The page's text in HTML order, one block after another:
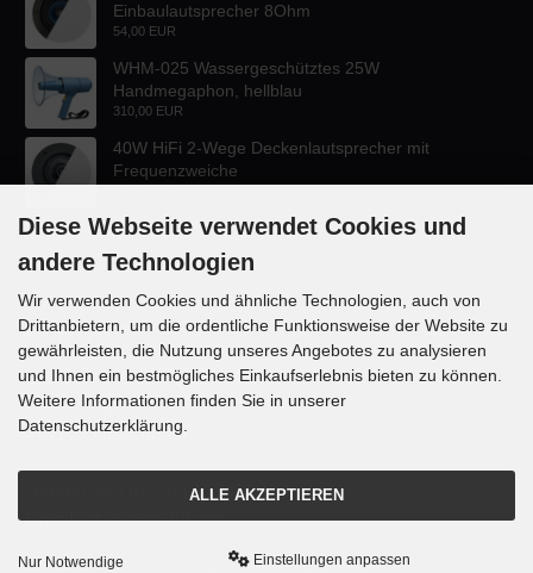
Einbaulautsprecher 8Ohm
54,00 EUR
WHM-025 Wassergeschütztes 25W
Handmegaphon, hellblau
310,00 EUR
40W HiFi 2-Wege Deckenlautsprecher mit
Frequenzweiche
KONTAKT
Lautsprecher-OnlineShop.de
Rübekampstr. 35
46117 Oberhausen
Telefon +49 (0) 208 / 874188
Email info@danyluk.de
Diese Webseite verwendet Cookies und
andere Technologien
Wir verwenden Cookies und ähnliche Technologien, auch von
Drittanbietern, um die ordentliche Funktionsweise der Website zu
gewährleisten, die Nutzung unseres Angebotes zu analysieren
und Ihnen ein bestmögliches Einkaufserlebnis bieten zu können.
Weitere Informationen finden Sie in unserer
Datenschutzerklärung.
ALLE AKZEPTIEREN
Nur Notwendige Einstellungen anpassen